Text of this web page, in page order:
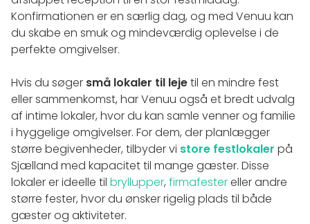
Konfirmationen er en særlig dag, og med Venuu kan
du skabe en smuk og mindeværdig oplevelse i de
perfekte omgivelser.
Hvis du søger små lokaler til lejetil en mindre fest
eller sammenkomst, har Venuu også et bredt udvalg
af intime lokaler, hvor du kan samle venner og familie
i hyggelige omgivelser. For dem, der planlægger
større begivenheder, tilbyder vi store festlokaler på
Sjælland med kapacitet til mange gæster. Disse
lokaler er ideelle til bryllupper, firmafestereller andre
større fester, hvor du ønsker rigelig plads til både
gæster og aktiviteter.